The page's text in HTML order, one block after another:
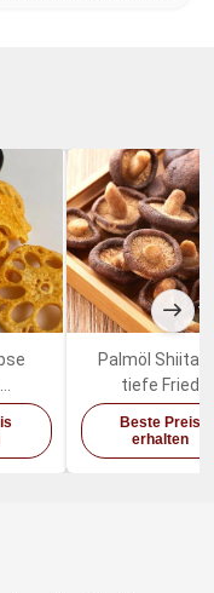
Palmöl
tiefe Fried
Mushrooms
Healthy
Imbisse
Beste Preis
erhalten